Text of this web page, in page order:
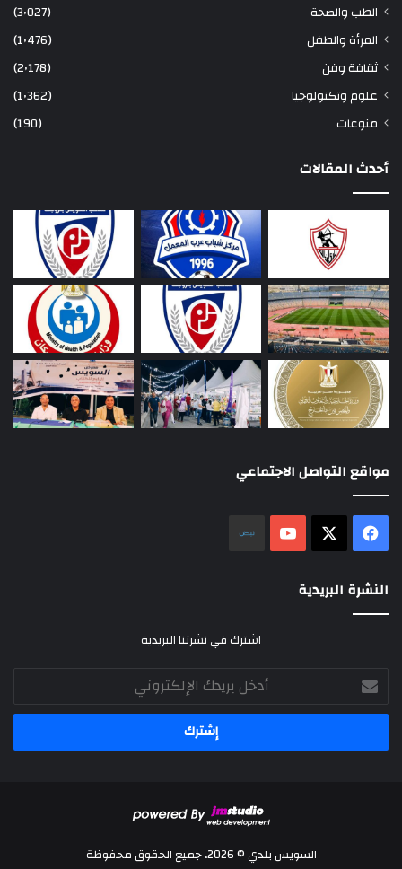
الطب والصحة
(3٬027)
المرأة والطفل
(1٬476)
ثقافة وفن
(2٬178)
علوم وتكنولوجيا
(1٬362)
منوعات
(190)
أحدث المقالات
مواقع التواصل الاجتماعي
فيسبوك ‫YouTube
النشرة البريدية
اشترك في نشرتنا البريدية
أدخل
بريدك
الإلكتروني
السويس بلدي © 2026، جميع الحقوق محفوظة